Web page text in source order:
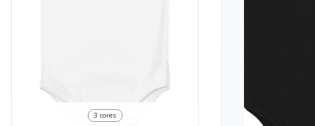
3 cores